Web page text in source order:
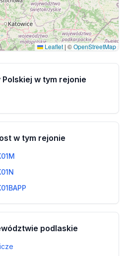
Leaflet | ©OpenStreetMap
w tym rejonie
w tym rejonie
podlaskie